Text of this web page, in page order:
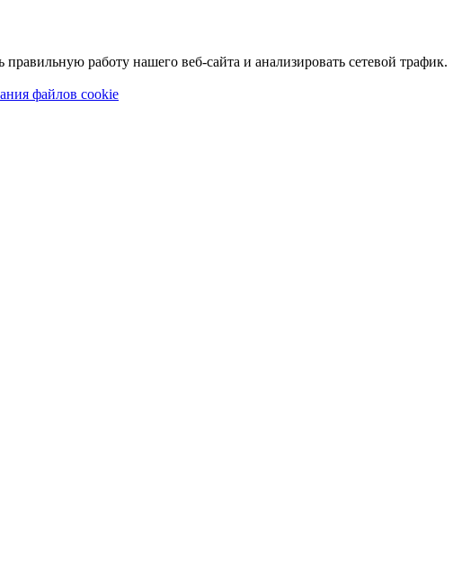
работу нашего веб-сайта и анализировать сетевой трафик.
файлов cookie